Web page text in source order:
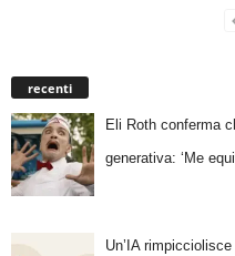
recenti
Eli Roth conferma
generativa: ‘Me
Un’IA